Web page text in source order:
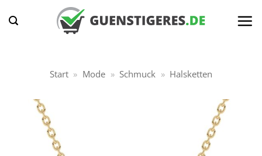
Inhalt
Start » Mode » Schmuck » Halsketten